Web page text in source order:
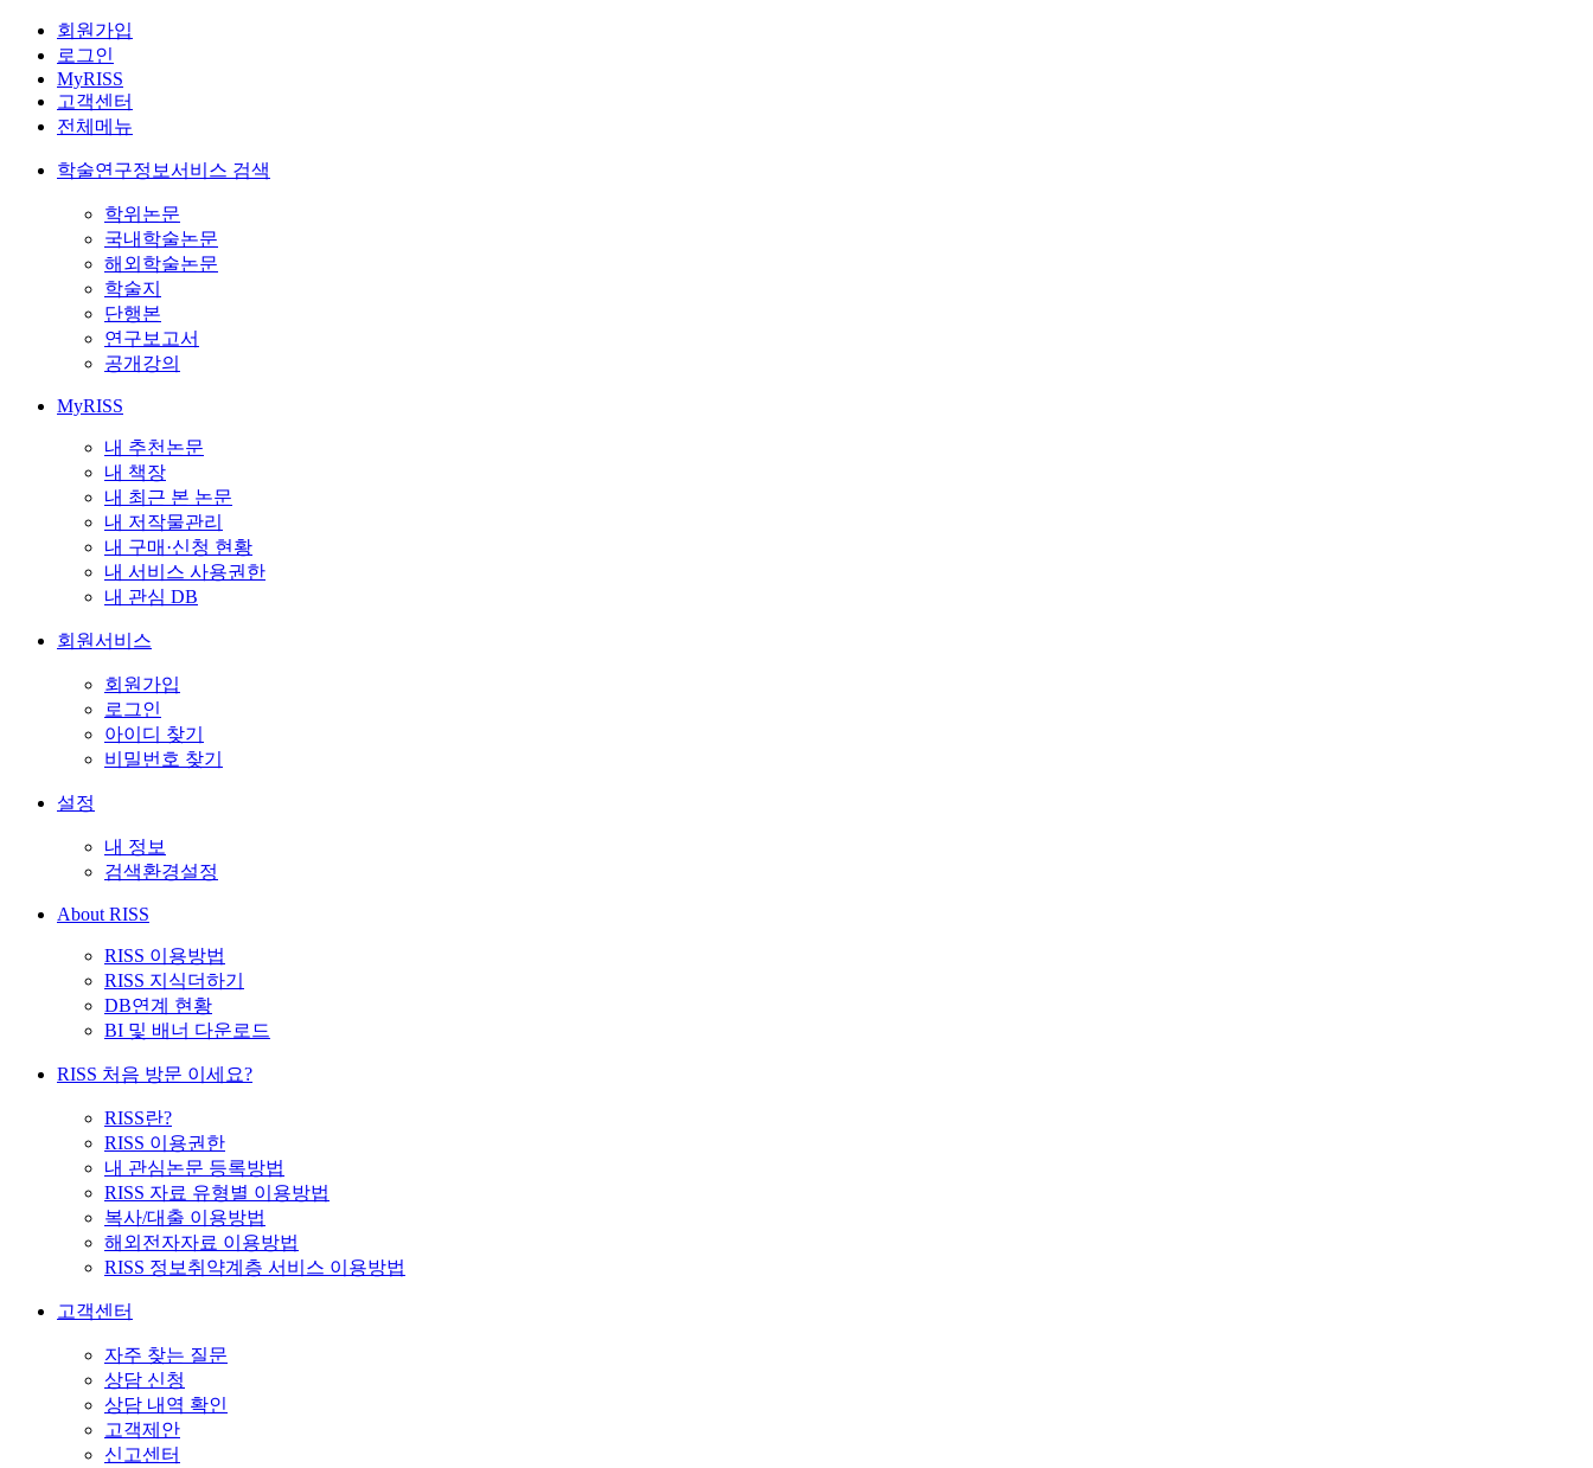
회원가입
로그인
MyRISS
고객센터
전체메뉴
학술연구정보서비스 검색
학위논문
국내학술논문
해외학술논문
학술지
단행본
연구보고서
공개강의
MyRISS
내 추천논문
내 책장
내 최근 본 논문
내 저작물관리
내 구매·신청 현황
내 서비스 사용권한
내 관심 DB
회원서비스
회원가입
로그인
아이디 찾기
비밀번호 찾기
설정
내 정보
검색환경설정
About RISS
RISS 이용방법
RISS 지식더하기
DB연계 현황
BI 및 배너 다운로드
RISS 처음 방문 이세요?
RISS란?
RISS 이용권한
내 관심논문 등록방법
RISS 자료 유형별 이용방법
복사/대출 이용방법
해외전자자료 이용방법
RISS 정보취약계층 서비스 이용방법
고객센터
자주 찾는 질문
상담 신청
상담 내역 확인
고객제안
신고센터